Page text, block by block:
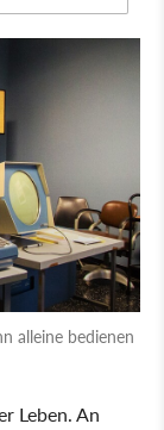
alleine bedienen
Leben. An